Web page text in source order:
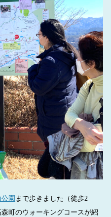
園 まで歩きました（徒歩2
町のウォーキングコースが紹